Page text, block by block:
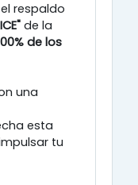
respaldo
de la
de los
una
esta
tu